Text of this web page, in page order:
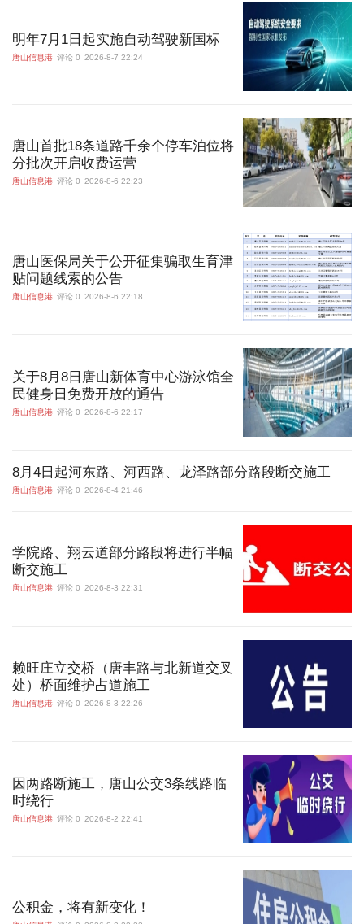
明年7月1日起实施自动驾驶新国标
唐山信息港 评论 0 2026-8-7 22:24
唐山首批18条道路千余个停车泊位将
分批次开启收费运营
唐山信息港 评论 0 2026-8-6 22:23
唐山医保局关于公开征集骗取生育津
贴问题线索的公告
唐山信息港 评论 0 2026-8-6 22:18
关于8月8日唐山新体育中心游泳馆全
民健身日免费开放的通告
唐山信息港 评论 0 2026-8-6 22:17
8月4日起河东路、河西路、龙泽路部分路段断交施工
唐山信息港 评论 0 2026-8-4 21:46
学院路、翔云道部分路段将进行半幅
断交施工
唐山信息港 评论 0 2026-8-3 22:31
赖旺庄立交桥（唐丰路与北新道交叉
处）桥面维护占道施工
唐山信息港 评论 0 2026-8-3 22:26
因两路断施工，唐山公交3条线路临
时绕行
唐山信息港 评论 0 2026-8-2 22:41
公积金，将有新变化！